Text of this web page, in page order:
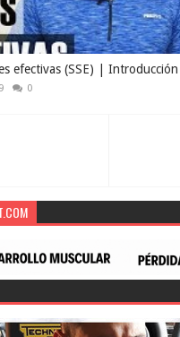
efectivas (SSE) | Introducción
0